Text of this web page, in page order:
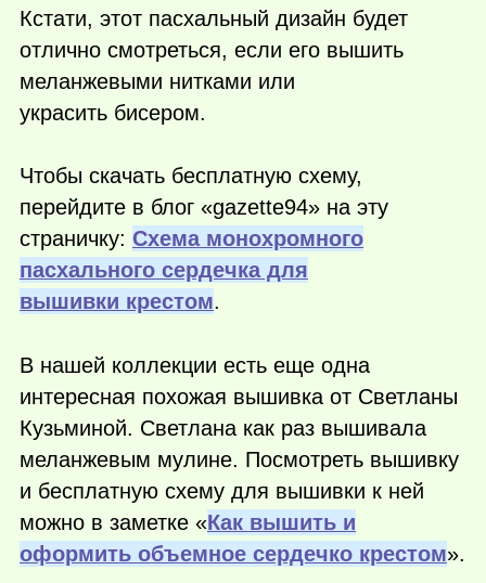
Кстати, этот пасхальный дизайн будет
отлично смотреться, если его вышить
меланжевыми нитками или
украсить бисером.
Чтобы скачать бесплатную схему,
перейдите в блог «gazette94» на эту
страничку: Схема монохромного
пасхального сердечка для
вышивки крестом.
В нашей коллекции есть еще одна
интересная похожая вышивка от Светланы
Кузьминой. Светлана как раз вышивала
меланжевым мулине. Посмотреть вышивку
и бесплатную схему для вышивки к ней
можно в заметке «Как вышить и
оформить объемное сердечко крестом».